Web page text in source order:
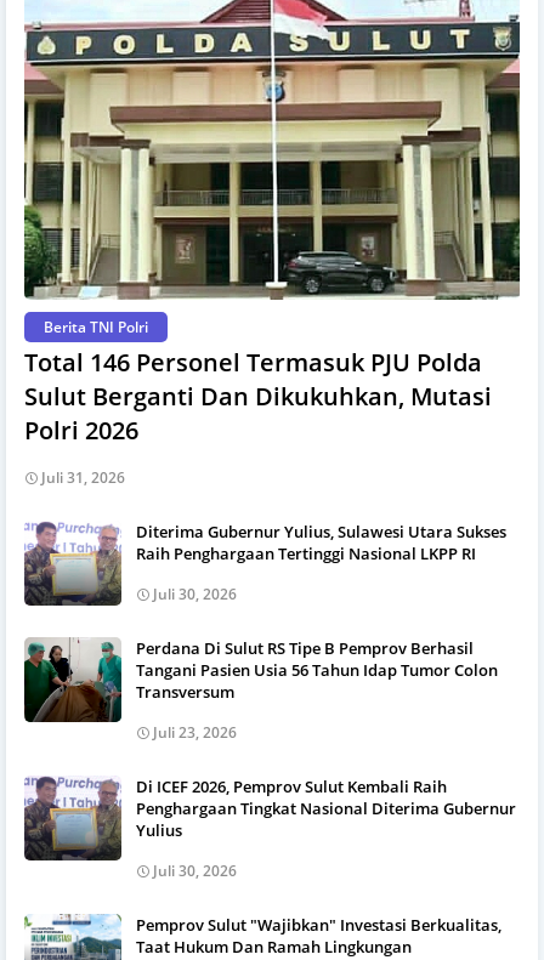
Berita TNI Polri
Total 146 Personel Termasuk PJU Polda
Sulut Berganti Dan Dikukuhkan, Mutasi
Polri 2026
Juli 31, 2026
Diterima Gubernur Yulius, Sulawesi Utara Sukses
Raih Penghargaan Tertinggi Nasional LKPP RI
Juli 30, 2026
Perdana Di Sulut RS Tipe B Pemprov Berhasil
Tangani Pasien Usia 56 Tahun Idap Tumor Colon
Transversum
Juli 23, 2026
Di ICEF 2026, Pemprov Sulut Kembali Raih
Penghargaan Tingkat Nasional Diterima Gubernur
Yulius
Juli 30, 2026
Pemprov Sulut "Wajibkan" Investasi Berkualitas,
Taat Hukum Dan Ramah Lingkungan